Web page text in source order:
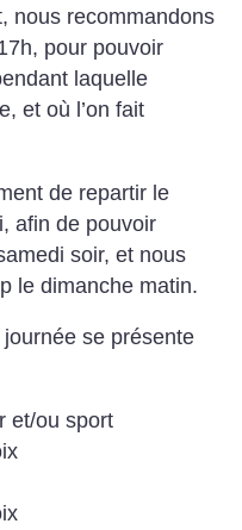
nous recommandons
pour pouvoir
laquelle
et où l’on fait
de repartir le
afin de pouvoir
soir, et nous
le dimanche matin.
se présente
et/ou sport